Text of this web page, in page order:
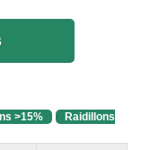
>15%
Raidillons